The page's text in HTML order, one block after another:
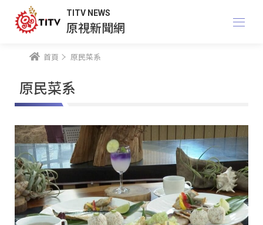
TITV NEWS
原視新聞網
首頁 原民菜系
原民菜系